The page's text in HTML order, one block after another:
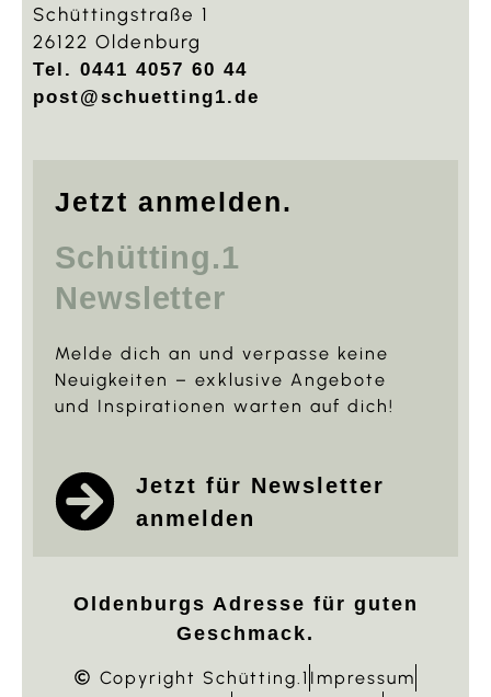
Schüttingstraße 1
26122 Oldenburg
Tel. 0441 4057 60 44
post@schuetting1.de
Jetzt anmelden.
Schütting.1
Newsletter
Melde dich an und verpasse keine
Neuigkeiten – exklusive Angebote
und Inspirationen warten auf dich!
Jetzt für Newsletter
anmelden
Oldenburgs Adresse für guten
Geschmack.
Copyright Schütting.1 Impressum